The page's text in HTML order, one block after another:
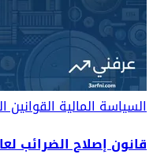
السياسة الماليةالقوانين
قانون إصلاح الضرائب لعام 1986: نظرة عامة